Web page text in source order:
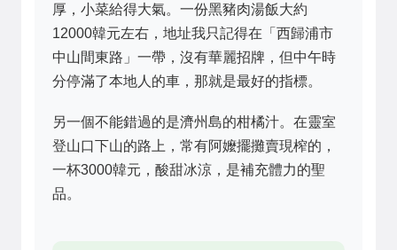
厚，小菜給得大氣。一份黑豬肉湯飯大約
12000韓元左右，地址我只記得在「西歸浦市
中山間東路」一帶，沒有華麗招牌，但中午時
分停滿了本地人的車，那就是最好的指標。
另一個不能錯過的是濟州島的柑橘汁。在靈室
登山口下山的路上，常有阿嬤擺攤賣現榨的，
一杯3000韓元，酸甜冰涼，是補充體力的聖
品。